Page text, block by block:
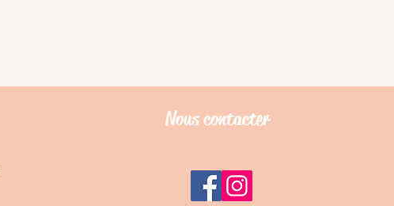
Nous contacter